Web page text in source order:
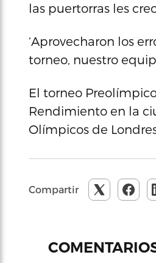
las puertorras les
‘Aprovecharon los
torneo, nuestro
El torneo
Rendimiento en la
Olímpicos de
Compartir